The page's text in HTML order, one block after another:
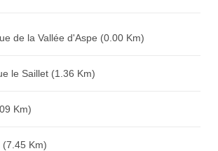
de la Vallée d'Aspe (0.00 Km)
le Saillet (1.36 Km)
Km)
Km)